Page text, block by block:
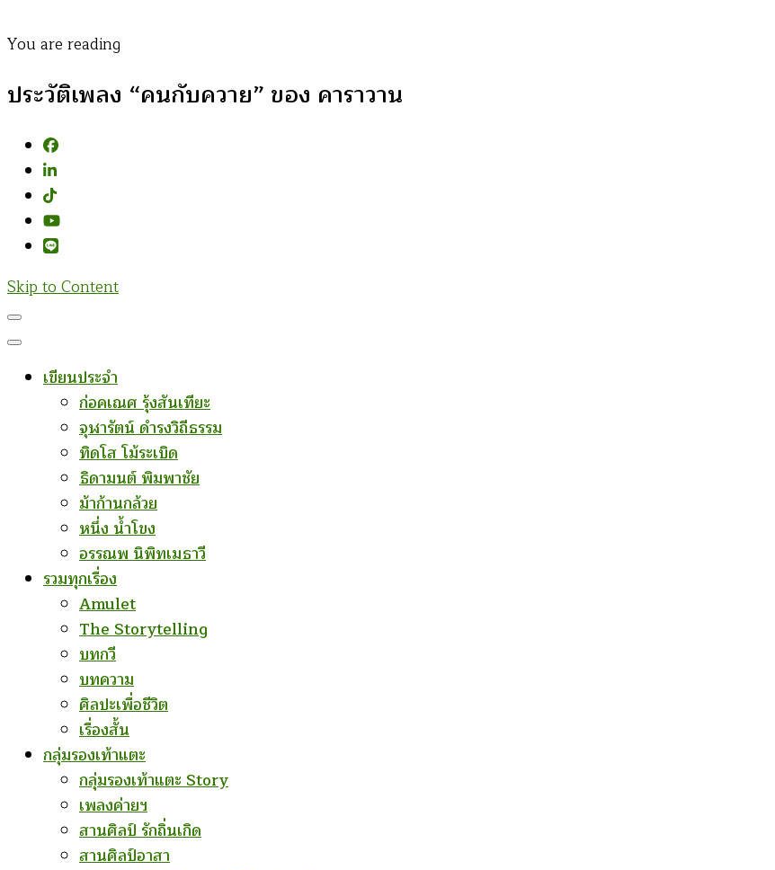
You are reading
ประวัติเพลง “คนกับควาย” ของ คาราวาน
Skip to Content
เขียนประจำ
ก่อคเณศ รุ้งสันเทียะ
จุฬารัตน์ ดำรงวิถีธรรม
ทิดโส โม้ระเบิด
ธิดามนต์ พิมพาชัย
ม้าก้านกล้วย
หนึ่ง น้ำโขง
อรรณพ นิพิทเมธาวี
รวมทุกเรื่อง
Amulet
The Storytelling
บทกวี
บทความ
ศิลปะเพื่อชีวิต
เรื่องสั้น
กลุ่มรองเท้าแตะ
กลุ่มรองเท้าแตะ Story
เพลงค่ายฯ
สานศิลป์ รักถิ่นเกิด
สานศิลป์อาสา